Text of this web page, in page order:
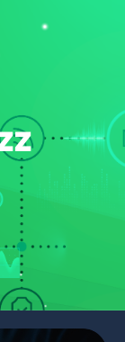
BELÉPÉS